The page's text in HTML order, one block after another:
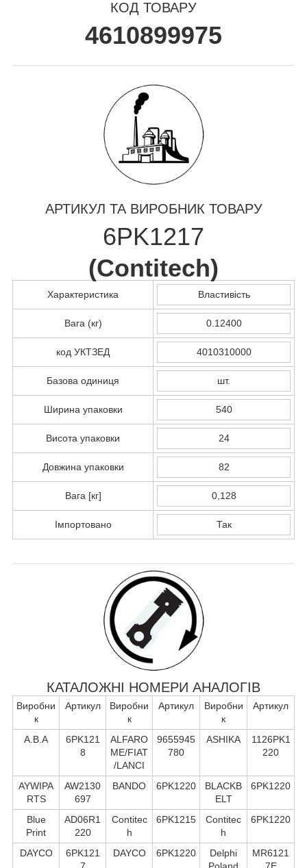
КОД ТОВАРУ
4610899975
АРТИКУЛ ТА ВИРОБНИК ТОВАРУ
6PK1217
(Contitech)
Характеристика Властивість
Вага (кг) 0.12400
код УКТЗЕД 4010310000
Базова одиниця шт.
Ширина упаковки 540
Висота упаковки 24
Довжина упаковки 82
Вага [кг] 0,128
Імпортовано Так
КАТАЛОЖНІ НОМЕРИ АНАЛОГІВ
Виробни
к
Артикул
Виробни
к
Артикул
Виробни
к
Артикул
A.B.A
6PK121
8
ALFARO
ME/FIAT
/LANCI
9655945
780
ASHIKA
1126PK1
220
AYWIPA
RTS
AW2130
697
BANDO 6PK1220
BLACKB
ELT
6PK1220
Blue
Print
AD06R1
220
Contitec
h
6PK1215
Contitec
h
6PK1220
DAYCO
6PK121
7
DAYCO 6PK1220
Delphi
Poland
MR6121
7E